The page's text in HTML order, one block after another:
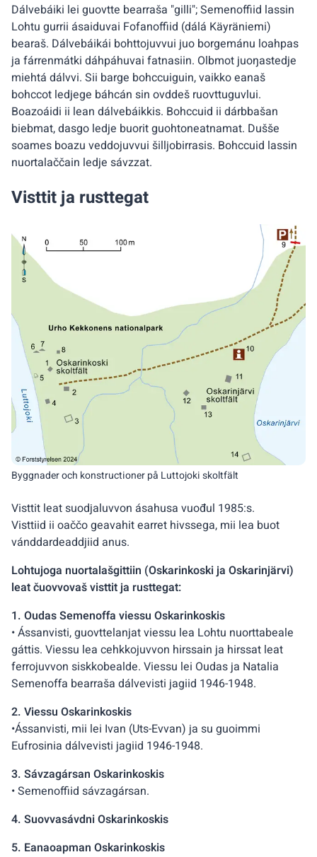
Dálvebáiki lei guovtte bearraša "gilli"; Semenoffiid lassin
Lohtu gurrii ásaiduvai Fofanoffiid (dálá Käyräniemi)
bearaš. Dálvebáikái bohttojuvvui juo borgemánu loahpas
ja fárrenmátki dáhpáhuvai fatnasiin. Olbmot juoŋastedje
miehtá dálvvi. Sii barge bohccuiguin, vaikko eanaš
bohccot ledjege báhcán sin ovddeš ruovttuguvlui.
Boazoáidi ii lean dálvebáikkis. Bohccuid ii dárbbašan
biebmat, dasgo ledje buorit guohtoneatnamat. Dušše
soames boazu veddojuvvui šilljobirrasis. Bohccuid lassin
nuortalaččain ledje sávzzat.
Visttit ja rusttegat
Visttit leat suodjaluvvon ásahusa vuođul 1985:s.
Visttiid ii oaččo geavahit earret hivssega, mii lea buot
vánddardeaddjiid anus.
Lohtujoga nuortalašgittiin (Oskarinkoski ja Oskarinjärvi)
leat čuovvovaš visttit ja rusttegat:
1. Oudas Semenoffa viessu Oskarinkoskis
• Ássanvisti, guovttelanjat viessu lea Lohtu nuorttabeale
gáttis. Viessu lea cehkkojuvvon hirssain ja hirssat leat
ferrojuvvon siskkobealde. Viessu lei Oudas ja Natalia
Semenoffa bearraša dálvevisti jagiid 1946-1948.
2. Viessu Oskarinkoskis
•Ássanvisti, mii lei Ivan (Uts-Evvan) ja su guoimmi
Eufrosinia dálvevisti jagiid 1946-1948.
3. Sávzagársan Oskarinkoskis
• Semenoffiid sávzagársan.
4. Suovvasávdni Oskarinkoskis
5. Eanaoapman Oskarinkoskis
Byggnader och konstructioner på Luttojoki skoltfält